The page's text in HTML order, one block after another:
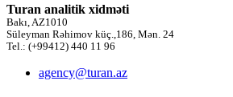
Turan analitik xidməti
Bakı, AZ1010
Süleyman Rəhimov küç.,186, Mən. 24
Tel.: (+99412) 440 11 96
agency@turan.az